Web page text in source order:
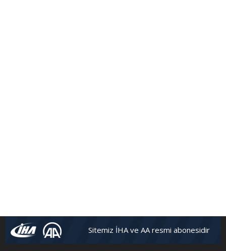
Sitemiz İHA ve AA resmi abonesidir